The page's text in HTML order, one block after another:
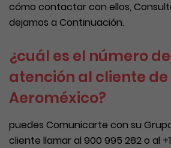
cómo contactar con ellos,
dejamos a Continuación.
¿cuál es el número
atención al cliente de
Aeroméxico?
puedes Comunicarte con su
cliente llamar al 900 995 282 o al